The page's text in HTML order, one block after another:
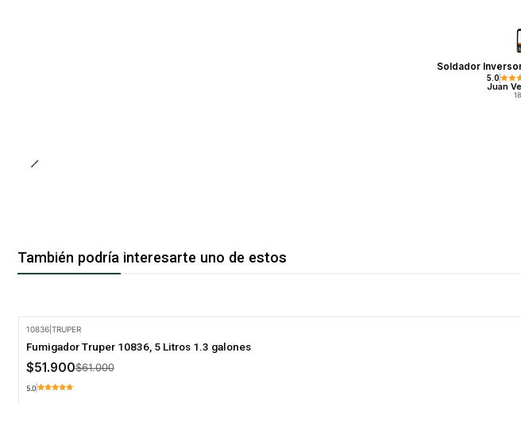
Soldador
5.0
Juan
También podría interesarte uno de estos
10836| TRUPER
Fumigador Truper 10836, 5 Litros 1.3 galones
$51.900$61.000
5.0